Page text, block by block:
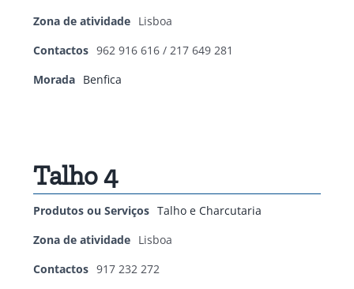
Zona de atividade Lisboa
Contactos 962 916 616 / 217 649 281
Morada Benfica
Talho 4
Produtos ou Serviços Talho e Charcutaria
Zona de atividade Lisboa
Contactos 917 232 272